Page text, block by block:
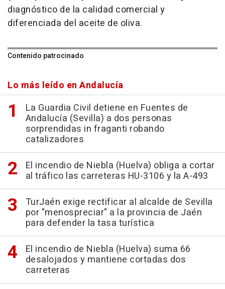
diagnóstico de la calidad comercial y
diferenciada del aceite de oliva.
Contenido patrocinado
Lo más leído en Andalucía
La Guardia Civil detiene en Fuentes de
Andalucía (Sevilla) a dos personas
sorprendidas in fraganti robando
catalizadores
El incendio de Niebla (Huelva) obliga a cortar
al tráfico las carreteras HU-3106 y la A-493
TurJaén exige rectificar al alcalde de Sevilla
por "menospreciar" a la provincia de Jaén
para defender la tasa turística
El incendio de Niebla (Huelva) suma 66
desalojados y mantiene cortadas dos
carreteras